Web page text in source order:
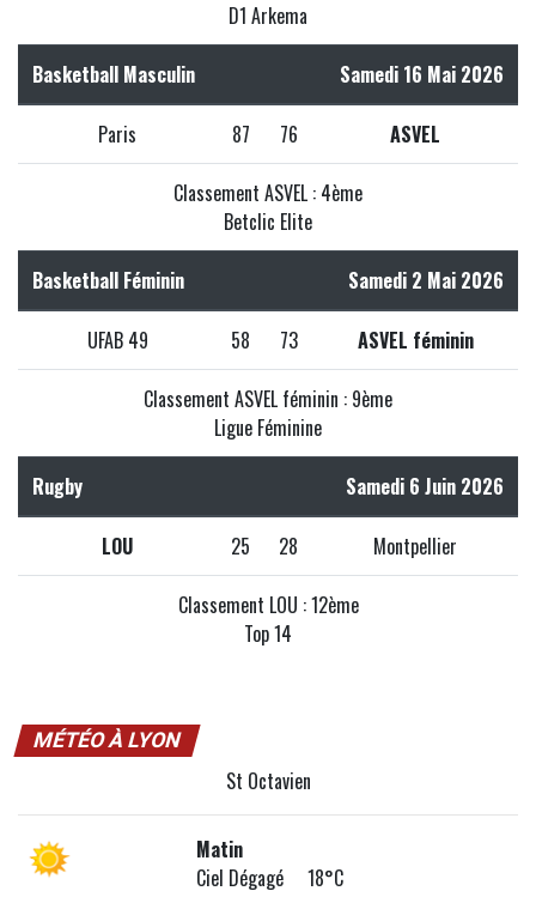
D1 Arkema
Basketball Masculin Samedi 16 Mai 2026
Paris 87 76 ASVEL
Classement ASVEL : 4ème
Betclic Elite
Basketball Féminin Samedi 2 Mai 2026
UFAB 49 58 73 ASVEL féminin
Classement ASVEL féminin : 9ème
Ligue Féminine
Rugby Samedi 6 Juin 2026
LOU 25 28 Montpellier
Classement LOU : 12ème
Top 14
MÉTÉO À LYON
St Octavien
Matin
Ciel Dégagé 18°C